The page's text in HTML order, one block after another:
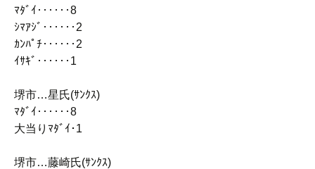
ﾏﾀﾞｲ‥‥‥8
ｼﾏｱｼﾞ‥‥‥2
ｶﾝﾊﾟﾁ‥‥‥2
ｲｻｷﾞ‥‥‥1
堺市…星氏(ｻﾝｸｽ)
ﾏﾀﾞｲ‥‥‥8
大当りﾏﾀﾞｲ･1
堺市…藤崎氏(ｻﾝｸｽ)